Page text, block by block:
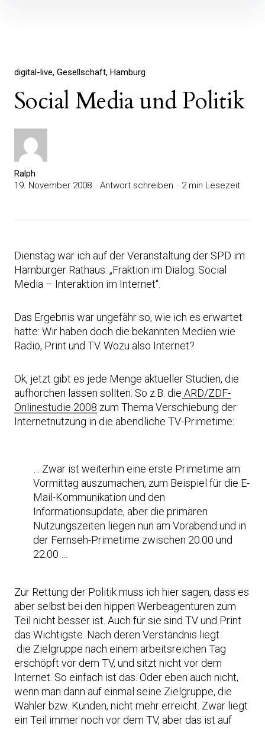
digital-live Gesellschaft Hamburg
Social Media und Politik
Ralph
19. November 2008
Antwort schreiben 2 min Lesezeit
Dienstag war ich auf der Veranstaltung der SPD im
Hamburger Rathaus: „Fraktion im Dialog: Social
Media – Interaktion im Internet“.
Das Ergebnis war ungefähr so, wie ich es erwartet
hatte: Wir haben doch die bekannten Medien wie
Radio, Print und TV. Wozu also Internet?
Ok, jetzt gibt es jede Menge aktueller Studien, die
aufhorchen lassen sollten. So z.B. die ARD/ZDF-
Onlinestudie 2008 zum Thema Verschiebung der
Internetnutzung in die abendliche TV-Primetime:
… Zwar ist weiterhin eine erste Primetime am
Vormittag auszumachen, zum Beispiel für die E-
Mail-Kommunikation und den
Informationsupdate, aber die primären
Nutzungszeiten liegen nun am Vorabend und in
der Fernseh-Primetime zwischen 20.00 und
22.00 …
Zur Rettung der Politik muss ich hier sagen, dass es
aber selbst bei den hippen Werbeagenturen zum
Teil nicht besser ist. Auch für sie sind TV und Print
das Wichtigste. Nach deren Verständnis liegt
die Zielgruppe nach einem arbeitsreichen Tag
erschöpft vor dem TV, und sitzt nicht vor dem
Internet. So einfach ist das. Oder eben auch nicht,
wenn man dann auf einmal seine Zielgruppe, die
Wähler bzw. Kunden, nicht mehr erreicht. Zwar liegt
ein Teil immer noch vor dem TV, aber das ist auf